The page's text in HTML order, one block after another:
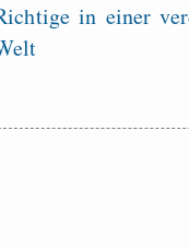
in einer